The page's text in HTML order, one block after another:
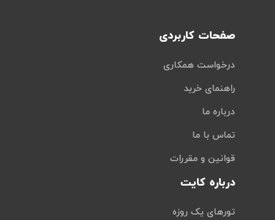
صفحات کاربردی
درخواست همکاری
راهنمای خرید
درباره ما
تماس با ما
قوانین و مقررات
درباره کایت
تورهای یک روزه